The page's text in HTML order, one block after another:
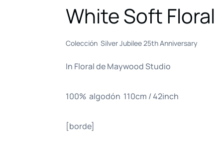
White Soft Floral
Colección Silver Jubilee 25th Anniversary
In Floral de Maywood Studio
100% algodón 110cm / 42inch
[borde]